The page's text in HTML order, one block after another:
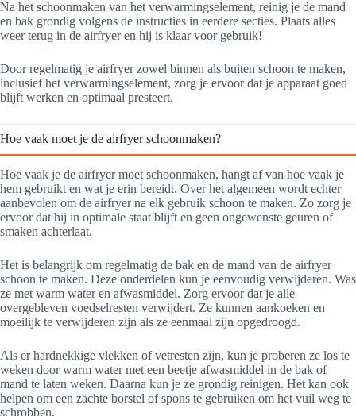
Na het schoonmaken van het verwarmingselement, reinig je de mand
en bak grondig volgens de instructies in eerdere secties. Plaats alles
weer terug in de airfryer en hij is klaar voor gebruik!
Door regelmatig je airfryer zowel binnen als buiten schoon te maken,
inclusief het verwarmingselement, zorg je ervoor dat je apparaat goed
blijft werken en optimaal presteert.
Hoe vaak moet je de airfryer schoonmaken?
Hoe vaak je de airfryer moet schoonmaken, hangt af van hoe vaak je
hem gebruikt en wat je erin bereidt. Over het algemeen wordt echter
aanbevolen om de airfryer na elk gebruik schoon te maken. Zo zorg je
ervoor dat hij in optimale staat blijft en geen ongewenste geuren of
smaken achterlaat.
Het is belangrijk om regelmatig de bak en de mand van de airfryer
schoon te maken. Deze onderdelen kun je eenvoudig verwijderen. Was
ze met warm water en afwasmiddel. Zorg ervoor dat je alle
overgebleven voedselresten verwijdert. Ze kunnen aankoeken en
moeilijk te verwijderen zijn als ze eenmaal zijn opgedroogd.
Als er hardnekkige vlekken of vetresten zijn, kun je proberen ze los te
weken door warm water met een beetje afwasmiddel in de bak of
mand te laten weken. Daarna kun je ze grondig reinigen. Het kan ook
helpen om een zachte borstel of spons te gebruiken om het vuil weg te
schrobben.